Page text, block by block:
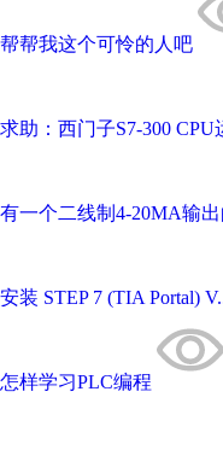
帮帮我这个可怜的人吧
求助：西门子S7-300 CPU
有一个二线制4-20MA输出
安装 STEP 7 (TIA Portal)
怎样学习PLC编程